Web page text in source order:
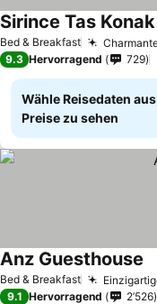
Bed & Breakfast
Sirince Tas Konak
9.3 Hervorragend 729
Wähle Reisedaten
Preise zu sehen
Bed & Breakfast
Anz Guesthouse
9.1 Hervorragend 2’526